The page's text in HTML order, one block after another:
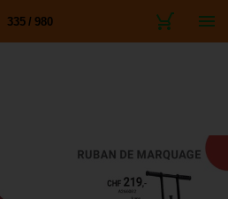
335 / 980